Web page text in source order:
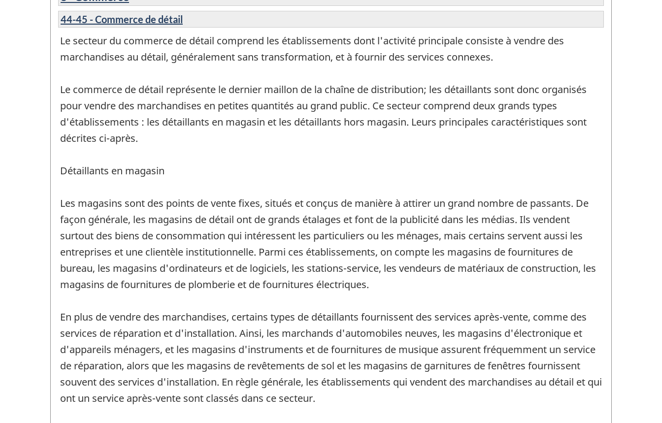
44-45 - Commerce de détail
Le secteur du commerce de détail comprend les établissements dont l'activité principale consiste à vendre des
marchandises au détail, généralement sans transformation, et à fournir des services connexes.
Le commerce de détail représente le dernier maillon de la chaîne de distribution; les détaillants sont donc organisés
pour vendre des marchandises en petites quantités au grand public. Ce secteur comprend deux grands types
d'établissements : les détaillants en magasin et les détaillants hors magasin. Leurs principales caractéristiques sont
décrites ci-après.
Détaillants en magasin
Les magasins sont des points de vente fixes, situés et conçus de manière à attirer un grand nombre de passants. De
façon générale, les magasins de détail ont de grands étalages et font de la publicité dans les médias. Ils vendent
surtout des biens de consommation qui intéressent les particuliers ou les ménages, mais certains servent aussi les
entreprises et une clientèle institutionnelle. Parmi ces établissements, on compte les magasins de fournitures de
bureau, les magasins d'ordinateurs et de logiciels, les stations-service, les vendeurs de matériaux de construction, les
magasins de fournitures de plomberie et de fournitures électriques.
En plus de vendre des marchandises, certains types de détaillants fournissent des services après-vente, comme des
services de réparation et d'installation. Ainsi, les marchands d'automobiles neuves, les magasins d'électronique et
d'appareils ménagers, et les magasins d'instruments et de fournitures de musique assurent fréquemment un service
de réparation, alors que les magasins de revêtements de sol et les magasins de garnitures de fenêtres fournissent
souvent des services d'installation. En règle générale, les établissements qui vendent des marchandises au détail et qui
ont un service après-vente sont classés dans ce secteur.